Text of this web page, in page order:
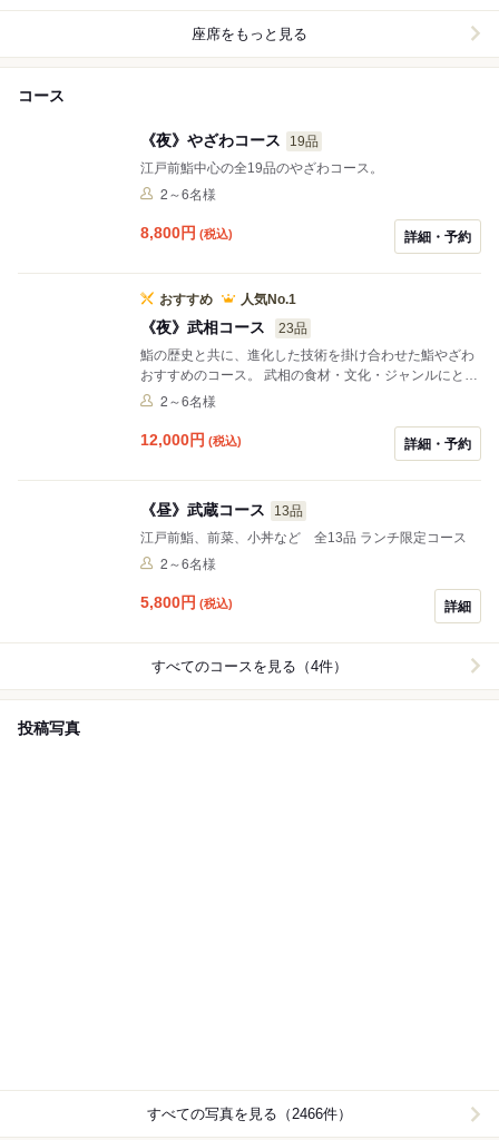
座席をもっと見る
コース
《夜》やざわコース
19品
江戸前鮨中心の全19品のやざわコース。
2～6名様
8,800円 (税込) 詳細・予約
おすすめ 人気No.1
《夜》武相コース
23品
鮨の歴史と共に、進化した技術を掛け合わせた鮨やざわ
おすすめのコース。 武相の食材・文化・ジャンルにとら
われない 武相鮨コース。
2～6名様
12,000円 (税込) 詳細・予約
《昼》武蔵コース
13品
江戸前鮨、前菜、小丼など 全13品 ランチ限定コース
2～6名様
5,800円 (税込) 詳細
すべてのコースを見る（4件）
投稿写真
すべての写真を見る（2466件）